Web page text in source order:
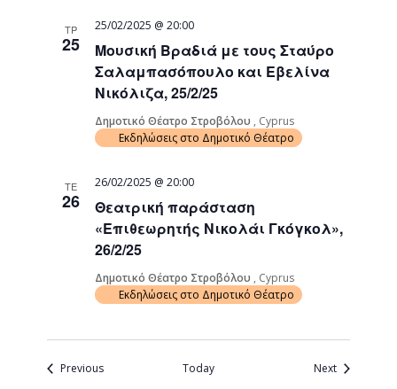
ΤΡ
25
Μουσική Βραδιά με τους Σταύρο
Σαλαμπασόπουλο και Εβελίνα
Νικόλιζα, 25/2/25
25/02/2025 @ 20:00
Δημοτικό Θέατρο Στροβόλου , Cyprus
Εκδηλώσεις στο Δημοτικό Θέατρο
ΤΕ
26
Θεατρική παράσταση
«Επιθεωρητής Νικολάι Γκόγκολ»,
26/2/25
26/02/2025 @ 20:00
Δημοτικό Θέατρο Στροβόλου , Cyprus
Εκδηλώσεις στο Δημοτικό Θέατρο
PreviousEvents Today NextEvents